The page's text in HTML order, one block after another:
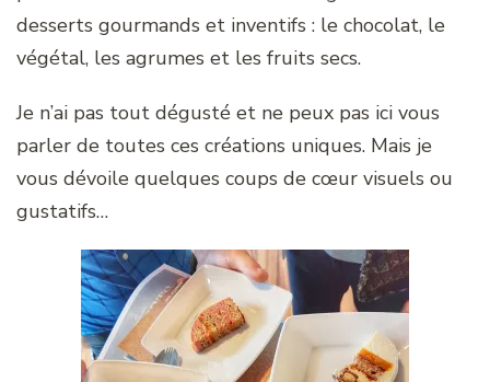
desserts gourmands et inventifs : le chocolat, le
végétal, les agrumes et les fruits secs.
Je n’ai pas tout dégusté et ne peux pas ici vous
parler de toutes ces créations uniques. Mais je
vous dévoile quelques coups de cœur visuels ou
gustatifs…